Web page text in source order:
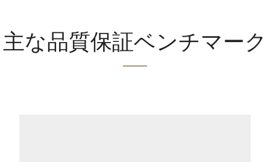
主な品質保証ベンチマーク